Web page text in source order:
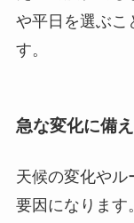
や平日を選ぶこ
す。
急な変化に備
天候の変化やル
要因になります